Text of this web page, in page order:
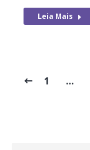
Leia Mais
1 …